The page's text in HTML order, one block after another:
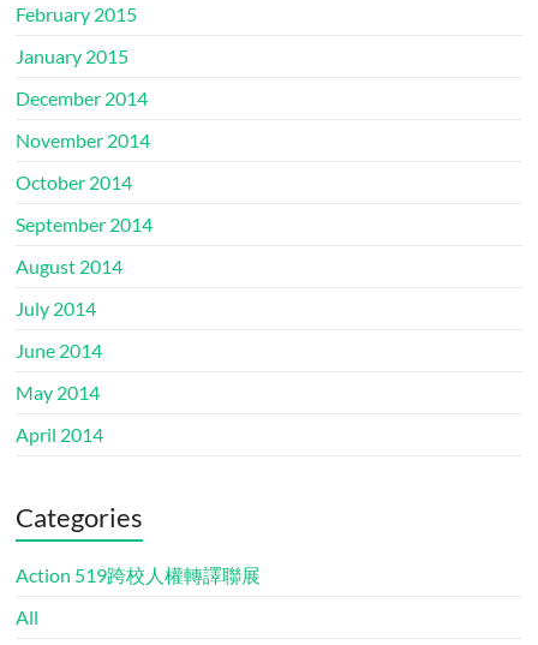
February 2015
January 2015
December 2014
November 2014
October 2014
September 2014
August 2014
July 2014
June 2014
May 2014
April 2014
Categories
Action 519跨校人權轉譯聯展
All